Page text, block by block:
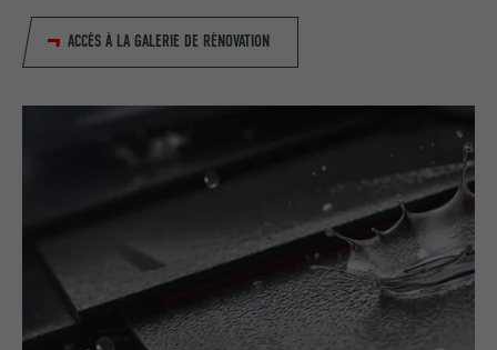
ACCÈS À LA GALERIE DE RÉNOVATION
services intégrés
FOURNISSEUR LinkedIn
EXPIRATION
UTILITÉ
Est utilisé pour suivre l'utilisateur sur
plusieurs sites Internet afin d'afficher de
la publicité adaptée aux préférences de
l'utilisateur.